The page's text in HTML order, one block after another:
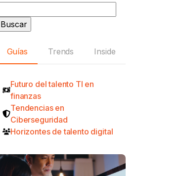
Guías Trends Inside
Futuro del talento TI en
finanzas
Tendencias en
Ciberseguridad
Horizontes de talento digital